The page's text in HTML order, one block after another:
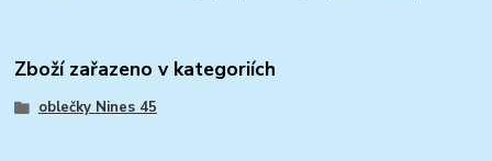
Zboží zařazeno v kategoriích
oblečky Nines 45